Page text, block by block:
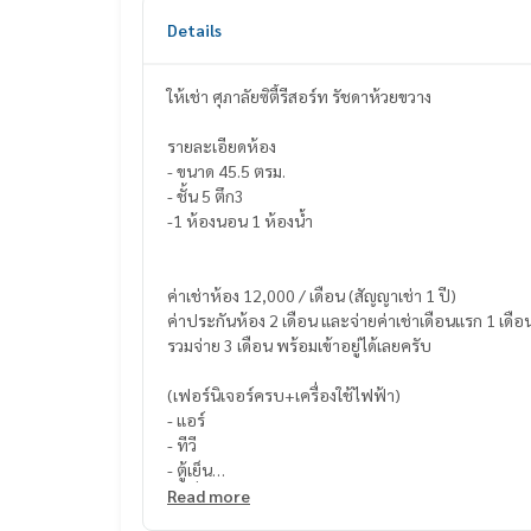
Details
ให้เช่า ศุภาลัยซิตี้รีสอร์ท​ รัชดาห้วยขวาง
รายละเอียดห้อง
- ขนาด 45.5 ตรม.
- ชั้น 5 ตึก3
-1 ห้องนอน 1 ห้องน้ำ
ค่าเช่าห้อง 12,000 / เดือน (สัญญาเช่า 1 ปี)
ค่าประกันห้อง 2 เดือน และจ่ายค่าเช่าเดือนแรก 1 เดือ
รวมจ่าย 3 เดือน พร้อมเข้าอยู่ได้เลยครับ
(เฟอร์นิเจอร์ครบ+เครื่องใช้ไฟฟ้า)
- แอร์
- ทีวี
- ตู้เย็น
- เครื่องซักผ้า
Read more